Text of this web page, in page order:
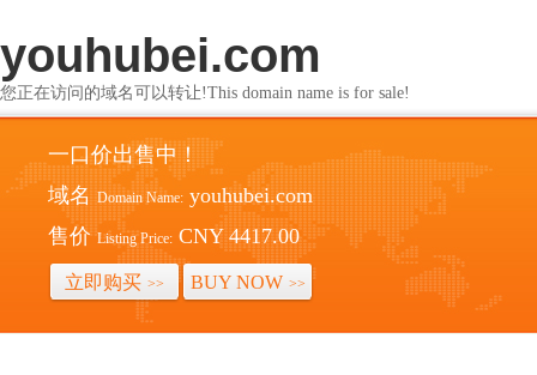
youhubei.com
您正在访问的域名可以转让!This domain name is for sale!
一口价出售中！
域名 Domain Name: youhubei.com
售价 Listing Price: CNY 4417.00
立即购买 >> BUY NOW >>